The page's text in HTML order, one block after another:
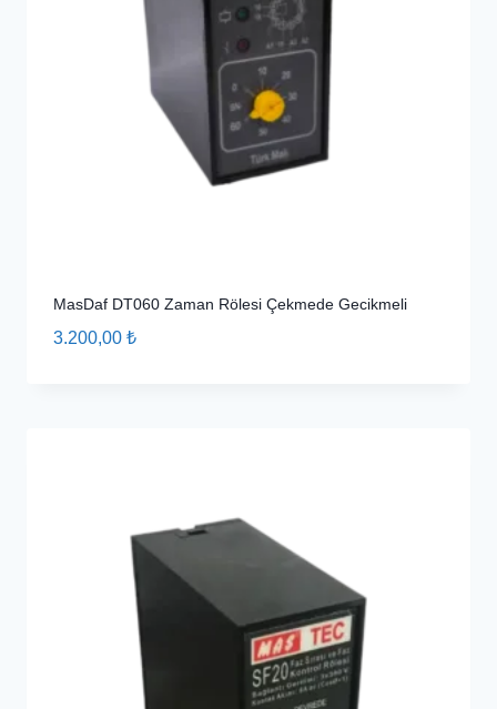
MasDaf DT060 Zaman Rölesi Çekmede Gecikmeli
3.200,00 ₺